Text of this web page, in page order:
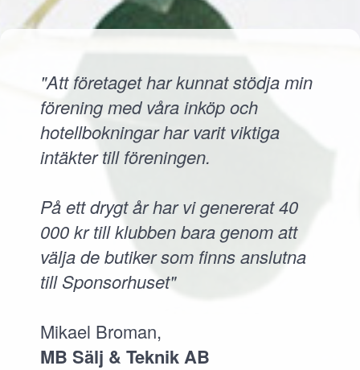
"Att företaget har kunnat stödja min
förening med våra inköp och
hotellbokningar har varit viktiga
intäkter till föreningen.
På ett drygt år har vi genererat 40
000 kr till klubben bara genom att
välja de butiker som finns anslutna
till Sponsorhuset"
Mikael Broman,
MB Sälj & Teknik AB